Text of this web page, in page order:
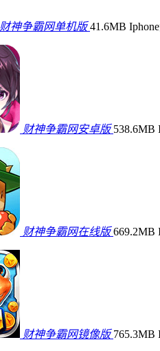
财神争霸网单机版 41.6MB
财神争霸网安卓版 538.6MB
财神争霸网在线版 669.2MB
财神争霸网镜像版 765.3MB